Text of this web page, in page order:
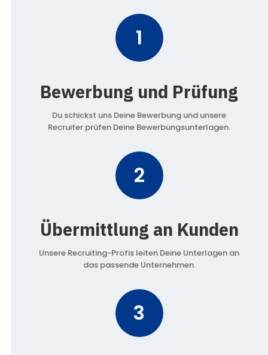
1
Bewerbung und Prüfung
Du schickst uns Deine Bewerbung und unsere
Recruiter prüfen Deine Bewerbungsunterlagen.
2
Übermittlung an Kunden
Unsere Recruiting-Profis leiten Deine Unterlagen an
das passende Unternehmen.
3